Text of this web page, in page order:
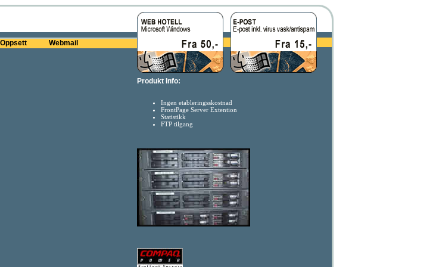
Produkt Info:
Ingen etableringsskostnad
FrontPage Server Extention
Statistikk
FTP tilgang
Oppsett Webmail